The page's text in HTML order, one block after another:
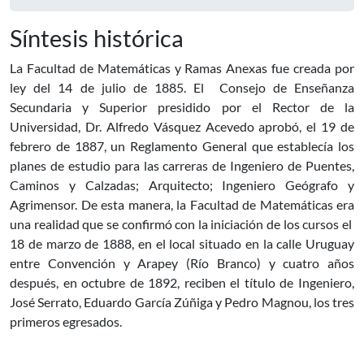
Síntesis histórica
La Facultad de Matemáticas y Ramas Anexas fue creada por
ley del 14 de julio de 1885. El Consejo de Enseñanza
Secundaria y Superior presidido por el Rector de la
Universidad, Dr. Alfredo Vásquez Acevedo aprobó, el 19 de
febrero de 1887, un Reglamento General que establecía los
planes de estudio para las carreras de Ingeniero de Puentes,
Caminos y Calzadas; Arquitecto; Ingeniero Geógrafo y
Agrimensor. De esta manera, la Facultad de Matemáticas era
una realidad que se confirmó con la iniciación de los cursos el
18 de marzo de 1888, en el local situado en la calle Uruguay
entre Convención y Arapey (Río Branco) y cuatro años
después, en octubre de 1892, reciben el título de Ingeniero,
José Serrato, Eduardo García Zúñiga y Pedro Magnou, los tres
primeros egresados.